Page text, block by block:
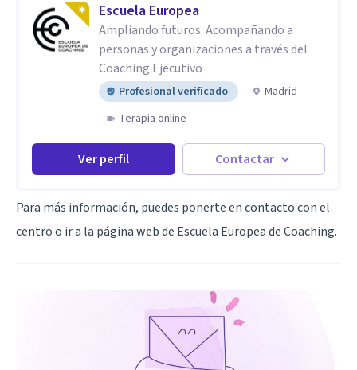
Escuela Europea
Ampliando futuros: Acompañando a
personas y organizaciones a través del
Coaching Ejecutivo
Profesional verificado
Madrid
Terapia online
Ver perfil Contactar
Para más información, puedes ponerte en contacto con el
centro o ir a la página web de Escuela Europea de Coaching.